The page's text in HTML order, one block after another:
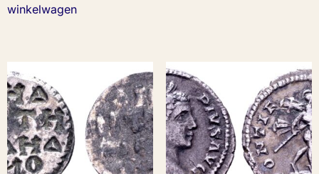
winkelwagen